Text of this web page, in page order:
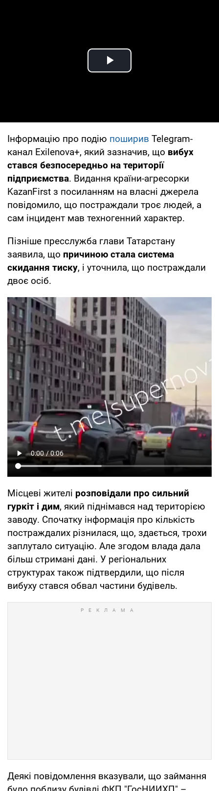
Play Video
Інформацію про подію поширив Telegram-
канал Exilenova+, який зазначив, що вибух
стався безпосередньо на території
підприємства. Видання країни-агресорки
KazanFirst з посиланням на власні джерела
повідомило, що постраждали троє людей, а
сам інцидент мав техногенний характер.
Пізніше пресслужба глави Татарстану
заявила, що причиною стала система
скидання тиску, і уточнила, що постраждали
двоє осіб.
Місцеві жителі розповідали про сильний
гуркіт і дим, який піднімався над територією
заводу. Спочатку інформація про кількість
постраждалих різнилася, що, здається, трохи
заплутало ситуацію. Але згодом влада дала
більш стримані дані. У регіональних
структурах також підтвердили, що після
вибуху стався обвал частини будівель.
Деякі повідомлення вказували, що займання